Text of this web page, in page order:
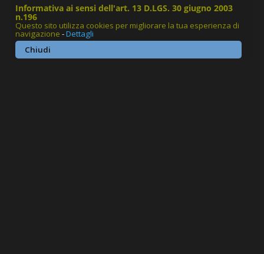
Informativa ai sensi dell'art. 13 D.LGS. 30 giugno 2003
n.196
Questo sito utilizza cookies per migliorare la tua esperienza di
navigazione -Dettagli
Chiudi